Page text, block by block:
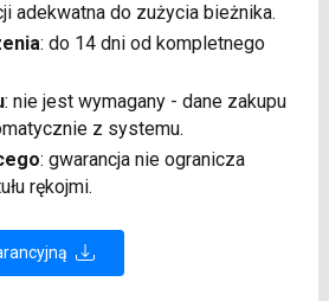
adekwatna do zużycia bieżnika.
: do 14 dni od kompletnego
: nie jest wymagany - dane zakupu
z systemu.
: gwarancja nie ogranicza
rękojmi.